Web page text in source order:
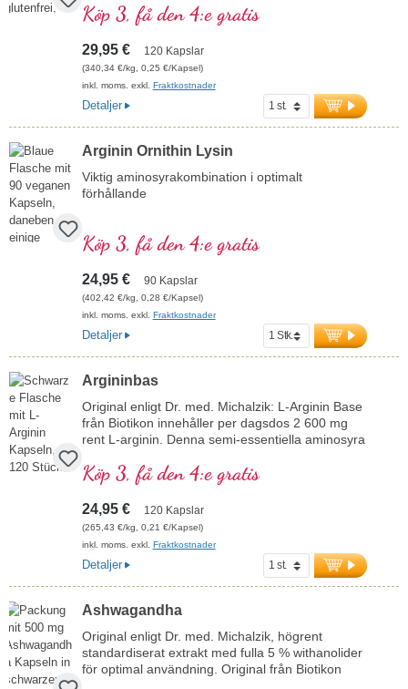
Köp 3, få den 4:e gratis
29,95 € 120 Kapslar
(340,34 €/kg, 0,25 €/Kapsel)
inkl. moms. exkl. Fraktkostnader
Detaljer
Arginin Ornithin Lysin
Viktig aminosyrakombination i optimalt
förhållande
Köp 3, få den 4:e gratis
24,95 € 90 Kapslar
(402,42 €/kg, 0,28 €/Kapsel)
inkl. moms. exkl. Fraktkostnader
Detaljer
Argininbas
Original enligt Dr. med. Michalzik: L-Arginin Base
från Biotikon innehåller per dagsdos 2 600 mg
rent L-arginin. Denna semi-essentiella aminosyra
fitnessområdet. Tillverkad i Tyskland under strikta
kvalitetskontroller är den fri från alla tillsatser och
förpackas med en aluminiumfri försegling.
Idealisk som dagligt kosttillskott och lämplig för
veganer.
mer information om L-Arginin Base
Köp 3, få den 4:e gratis
24,95 € 120 Kapslar
(265,43 €/kg, 0,21 €/Kapsel)
inkl. moms. exkl. Fraktkostnader
Detaljer
Ashwagandha
Original enligt Dr. med. Michalzik, högrent
standardiserat extrakt med fulla 5 % withanolider
för optimal användning. Original från Biotikon